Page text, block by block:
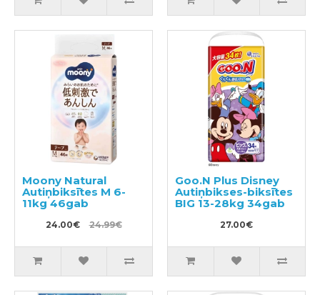
Moony Natural
Autiņbiksītes M 6-
11kg 46gab
24.00€ 24.99€
Goo.N Plus Disney
Autiņbikses-biksītes
BIG 13-28kg 34gab
27.00€